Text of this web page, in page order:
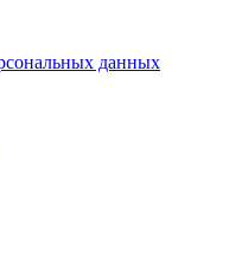
данных